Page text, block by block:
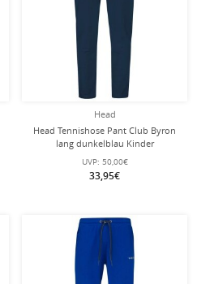
Head
Head Tennishose Pant Club Byron
lang dunkelblau Kinder
UVP: 50,00€
33,95€